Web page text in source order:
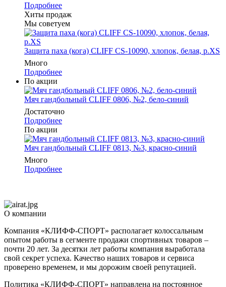
Подробнее
Хиты продаж
Мы советуем
Защита паха (кога) CLIFF CS-10090, хлопок, белая, р.XS
Много
Подробнее
По акции
Мяч гандбольный CLIFF 0806, №2, бело-синий
Достаточно
Подробнее
По акции
Мяч гандбольный CLIFF 0813, №3, красно-синий
Много
Подробнее
О компании
Компания «КЛИФФ-СПОРТ» располагает колоссальным
опытом работы в сегменте продажи спортивных товаров –
почти 20 лет. За десятки лет работы компания выработала
свой секрет успеха. Качество наших товаров и сервиса
проверено временем, и мы дорожим своей репутацией.
Политика «КЛИФФ-СПОРТ» направлена на постоянное